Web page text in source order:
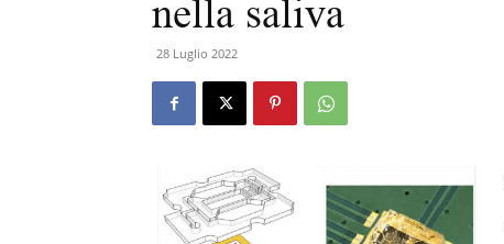
nella saliva
28 Luglio 2022